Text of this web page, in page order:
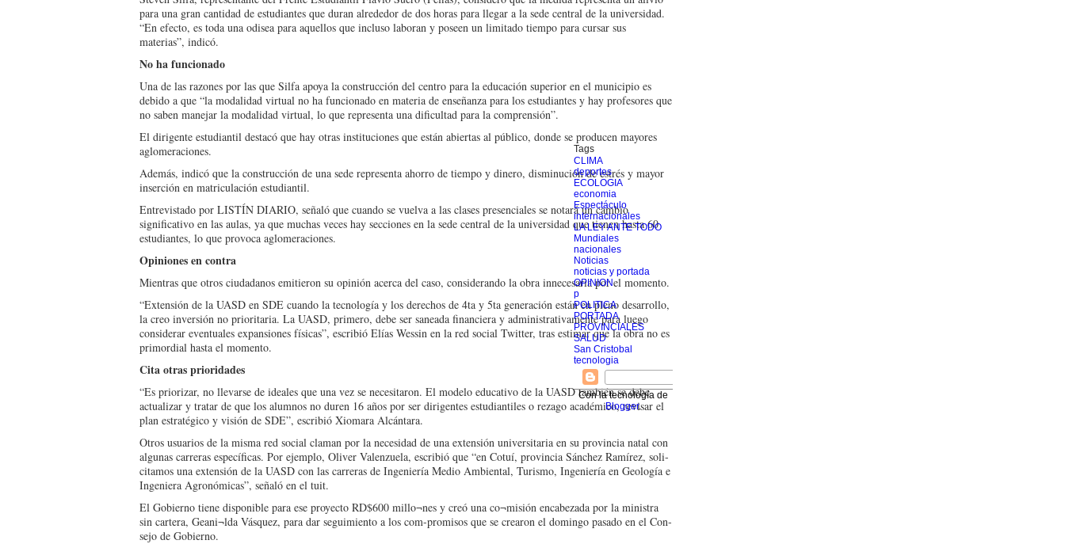
para una gran cantidad de es­tudiantes que duran alre­dedor de dos horas para llegar a la sede central de la universidad.
“En efec­to, es toda una odisea para aquellos que incluso labo­ran y poseen un limitado tiempo para cursar sus
materias”, indicó.
No ha funcionado
Una de las razones por las que Silfa apoya la cons­trucción del centro para la educación superior en el municipio es
debido a que “la modalidad virtual no ha funcionado en materia de enseñanza para los es­tudiantes y hay profesores que
no saben manejar la modalidad virtual, lo que representa una dificultad para la comprensión”.
El dirigente estudiantil des­tacó que hay otras institu­ciones que están abiertas al público, donde se producen mayores
aglomeraciones.
Además, indicó que la cons­trucción de una sede repre­senta ahorro de tiempo y di­nero, disminución de estrés y mayor
inserción en matri­culación estudiantil.
Entrevistado por LISTÍN DIARIO, señaló que cuan­do se vuelva a las clases presenciales se notará un cambio
significativo en las aulas, ya que muchas ve­ces hay secciones en la se­de central de la universi­dad que tienen hasta 60
estudiantes, lo que provoca aglomeraciones.
Opiniones en contra
Mientras que otros ciuda­danos emitieron su opinión acerca del caso, consideran­do la obra innecesaria por el momento.
“Extensión de la UASD en SDE cuando la tecnología y los derechos de 4ta y 5ta generación están en ple­no desarrollo,
la creo in­versión no prioritaria. La UASD, primero, debe ser saneada financiera y admi­nistrativamente para luego
considerar eventuales ex­pansiones físicas”, escribió Elías Wessin en la red social Twitter, tras estimar que la obra no es
primordial hasta el momento.
Cita otras prioridades
“Es priorizar, no llevarse de ideales que una vez se nece­sitaron. El modelo educati­vo de la UASD también se debe
actualizar y tratar de que los alumnos no duren 16 años por ser dirigentes estudiantiles o rezago aca­démico, revisar el
plan es­tratégico y visión de SDE”, escribió Xiomara Alcántara.
Otros usuarios de la misma red social claman por la ne­cesidad de una extensión universitaria en su provin­cia natal con
algunas carre­ras específicas. Por ejemplo, Oliver Valenzuela, escri­bió que “en Cotuí, provin­cia Sánchez Ramírez, soli­
citamos una extensión de la UASD con las carreras de Ingeniería Medio Ambien­tal, Turismo, Ingeniería en Geología e
Ingeniera Agro­nómicas”, señaló en el tuit.
El Gobierno tiene dispo­nible para ese proyecto RD$600 millo¬nes y creó una co¬misión encabezada por la ministra
sin cartera, Geani¬lda Vásquez, para dar seguimiento a los com-promisos que se crearon el domingo pasado en el Con­
sejo de Gobierno.
Tags
CLIMA
deportes
ECOLOGIA
economia
Espectáculo
internacionales
LA LEY ANTE TODO
Mundiales
nacionales
Noticias
noticias y portada
OPINION
p
POLITICA
PORTADA
PROVINCIALES
SALUD
San Cristobal
tecnologia
Con la tecnología de
Blogger.